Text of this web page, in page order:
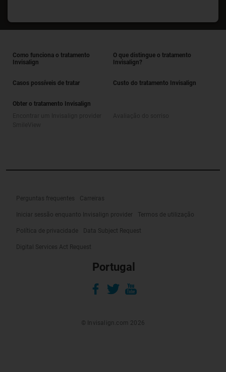
Como funciona o tratamento
Invisalign
O que distingue o tratamento
Invisalign?
Casos possíveis de tratar Custo do tratamento Invisalign
Obter o tratamento Invisalign
Perguntas frequentes Carreiras
Iniciar sessão enquanto Invisalign provider Termos de utilização
Política de privacidade Data Subject Request
Digital Services Act Request
Portugal
© Invisalign.com 2026